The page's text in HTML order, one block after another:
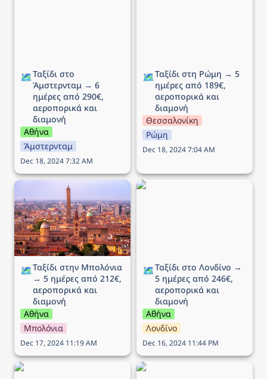
🗺️Ταξίδι στο
Άμστερνταμ → 6
ημέρες από 290€,
αεροπορικά και
διαμονή
Αθήνα
Άμστερνταμ
Dec 18, 2024 7:32 AM
🗺️Ταξίδι στη Ρώμη → 5
ημέρες από 189€,
αεροπορικά και
διαμονή
Θεσσαλονίκη
Ρώμη
Dec 18, 2024 7:04 AM
Ταξίδι στην Μπολόνια →
5 ημέρες από 212€,
αεροπορικά και διαμονή
🗺️Ταξίδι στην Μπολόνια
→ 5 ημέρες από 212€,
αεροπορικά και
διαμονή
Αθήνα
Μπολόνια
Dec 17, 2024 11:19 AM
Ταξίδι στο Λονδίνο → 5
🗺️Ταξίδι στο Λονδίνο →
5 ημέρες από 246€,
αεροπορικά και
διαμονή
Αθήνα
Λονδίνο
Dec 16, 2024 11:44 PM
Ταξίδι στη Βενετία → 5
Ταξίδι στην Λιουμπλιάνα